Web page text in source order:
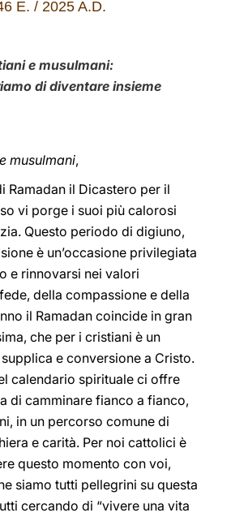
E. / 2025 A.D.
e musulmani:
di diventare insieme
musulmani,
Ramadan il Dicastero per il
vi porge i suoi più calorosi
Questo periodo di digiuno,
è un’occasione privilegiata
e rinnovarsi nei valori
della compassione e della
il Ramadan coincide in gran
che per i cristiani è un
e conversione a Cristo.
calendario spirituale ci offre
di camminare fianco a fianco,
in un percorso comune di
e carità. Per noi cattolici è
questo momento con voi,
siamo tutti pellegrini su questa
cercando di “vivere una vita